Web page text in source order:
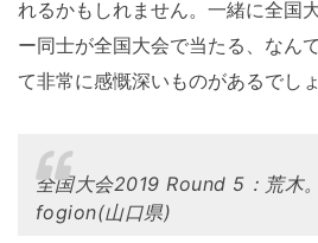
れるかもしれません。一緒に全国
ー同士が全国大会で当たる、なん
て非常に感慨深いものがあるでしょ
全国大会2019 Round 5：荒木
fogion(山口県)